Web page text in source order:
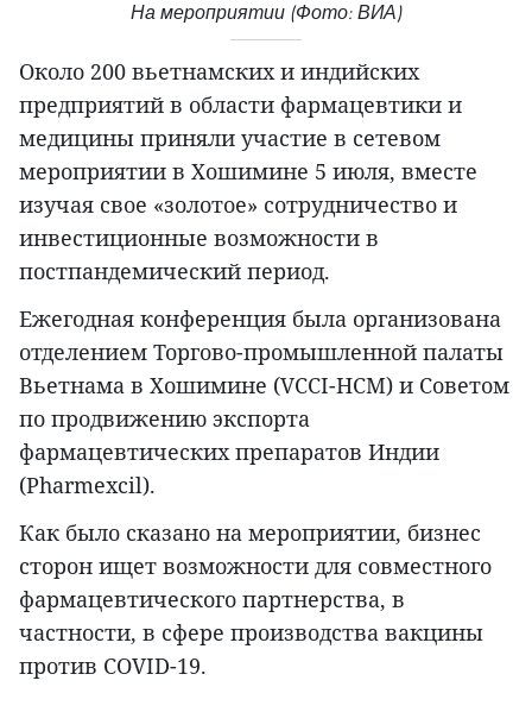
На мероприятии (Фото: ВИА)
Около 200 вьетнамских и индийских
предприятий в области фармацевтики и
медицины приняли участие в сетевом
мероприятии в Хошимине 5 июля, вместе
изучая свое «золотое» сотрудничество и
инвестиционные возможности в
постпандемический период.
Ежегодная конференция была организована
отделением Торгово-промышленной палаты
Вьетнама в Хошимине (VCCI-HCM) и Советом
по продвижению экспорта
фармацевтических препаратов Индии
(Pharmexcil).
Как было сказано на мероприятии, бизнес
сторон ищет возможности для совместного
фармацевтического партнерства, в
частности, в сфере производства вакцины
против COVID-19.